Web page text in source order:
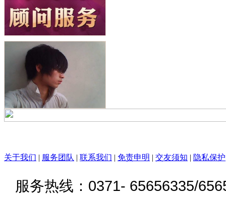
关于我们 | 服务团队 | 联系我们 | 免责申明 | 交友须知 | 隐私保护
服务热线： 0371- 65656335/